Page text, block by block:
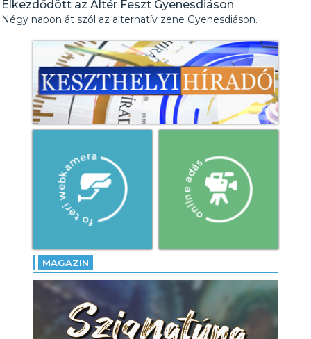
Elkezdődött az Altér Feszt Gyenesdiáson
Négy napon át szól az alternatív zene Gyenesdiáson.
MAGAZIN